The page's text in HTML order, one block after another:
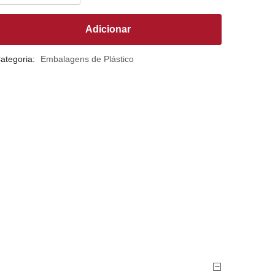
Adicionar
Embalagens de Plástico